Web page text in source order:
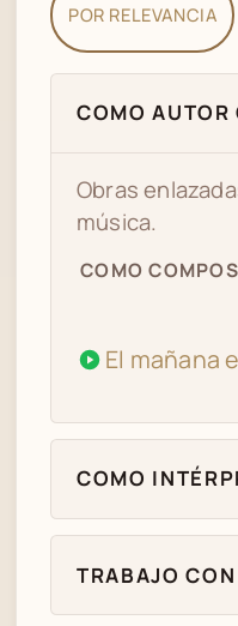
POR RELEVANCIA
COMO
Obras
música.
COMO
El mañana
COMO
TRABAJO CON